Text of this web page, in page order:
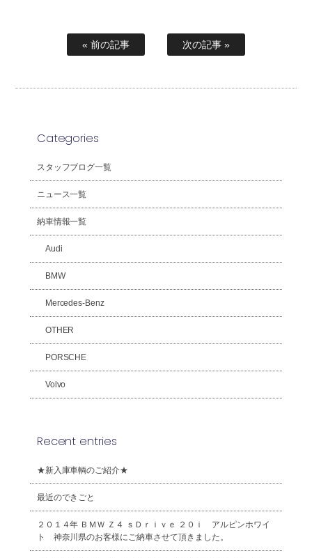
« 前の記事 次の記事 »
Categories
スタッフブログ一覧
ニュース一覧
納車情報一覧
Audi
BMW
Mercedes-Benz
OTHER
PORSCHE
Volvo
Recent entries
★新入庫車輌のご紹介★
最近のできごと
２０１４年 ＢＭＷ Ｚ４ ｓＤｒｉｖｅ ２０ｉ アルピンホワイ
ト 神奈川県のお客様にご納車させて頂きました。